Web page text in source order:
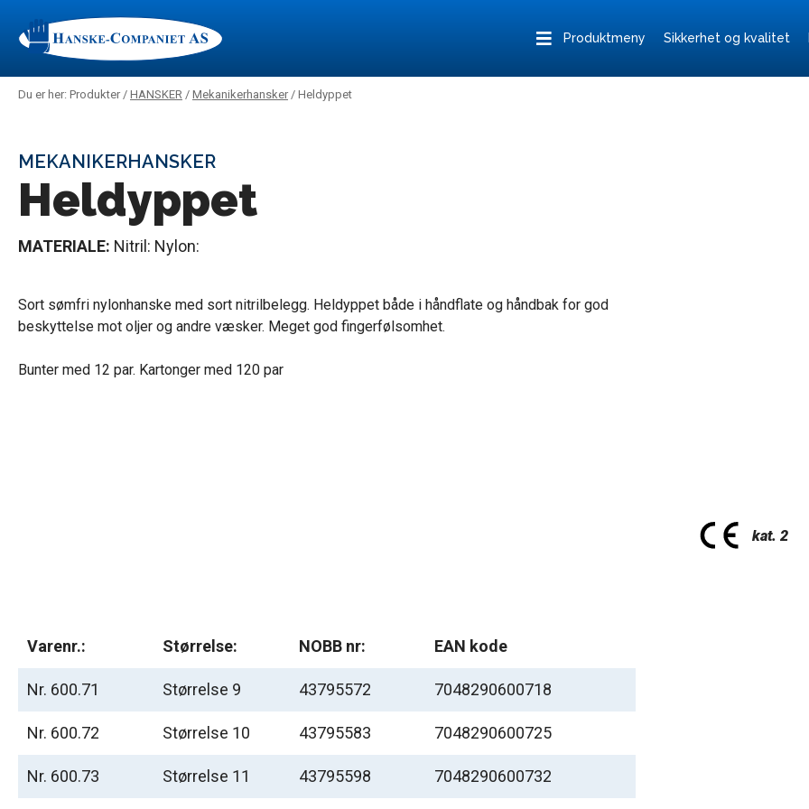
Produktmeny Sikkerhet og kvalitet
Du er her: Produkter / HANSKER / Mekanikerhansker / Heldyppet
MEKANIKERHANSKER
Heldyppet
MATERIALE: Nitril: Nylon:
Sort sømfri nylonhanske med sort nitrilbelegg. Heldyppet både i håndflate og håndbak for god
beskyttelse mot oljer og andre væsker. Meget god fingerfølsomhet.
Bunter med 12 par. Kartonger med 120 par
Varenr.: Størrelse: NOBB nr: EAN kode
Nr. 600.71 Størrelse 9 43795572 7048290600718
Nr. 600.72 Størrelse 10 43795583 7048290600725
Nr. 600.73 Størrelse 11 43795598 7048290600732